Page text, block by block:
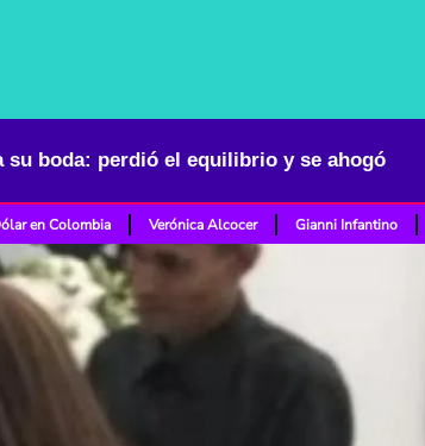
boda: perdió el equilibrio y se ahogó
en Colombia Verónica Alcocer Gianni Infantino